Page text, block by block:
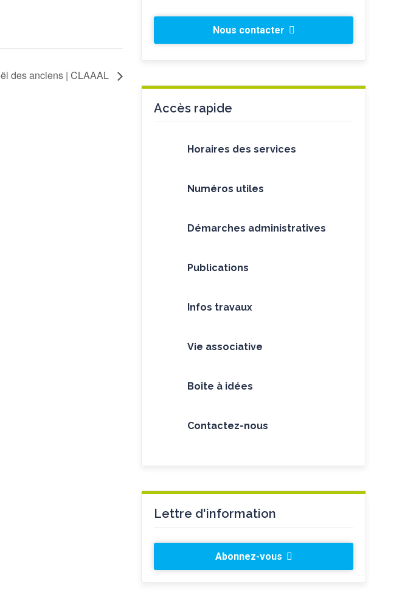
des anciens | CLAAAL
Nous contacter
Accès rapide
Horaires des services
Numéros utiles
Démarches administratives
Publications
Infos travaux
Vie associative
Boîte à idées
Contactez-nous
Lettre d'information
Abonnez-vous